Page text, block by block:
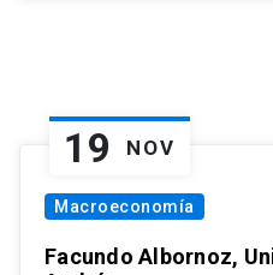
19 NOV
Macroeconomía
Facundo Albornoz,